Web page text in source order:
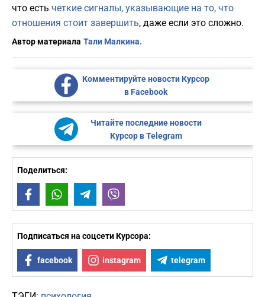
что есть четкие сигналы, указывающие на то, что
отношения стоит завершить, даже если это сложно.
Автор материала Тали Малкина.
Комментируйте новости Курсор
в Facebook
Читайте последние новости
Курсор в Telegram
Поделиться:
FacebookWhatsAppTelegram
Подписаться на соцсети Курсора:
facebook instagram telegram